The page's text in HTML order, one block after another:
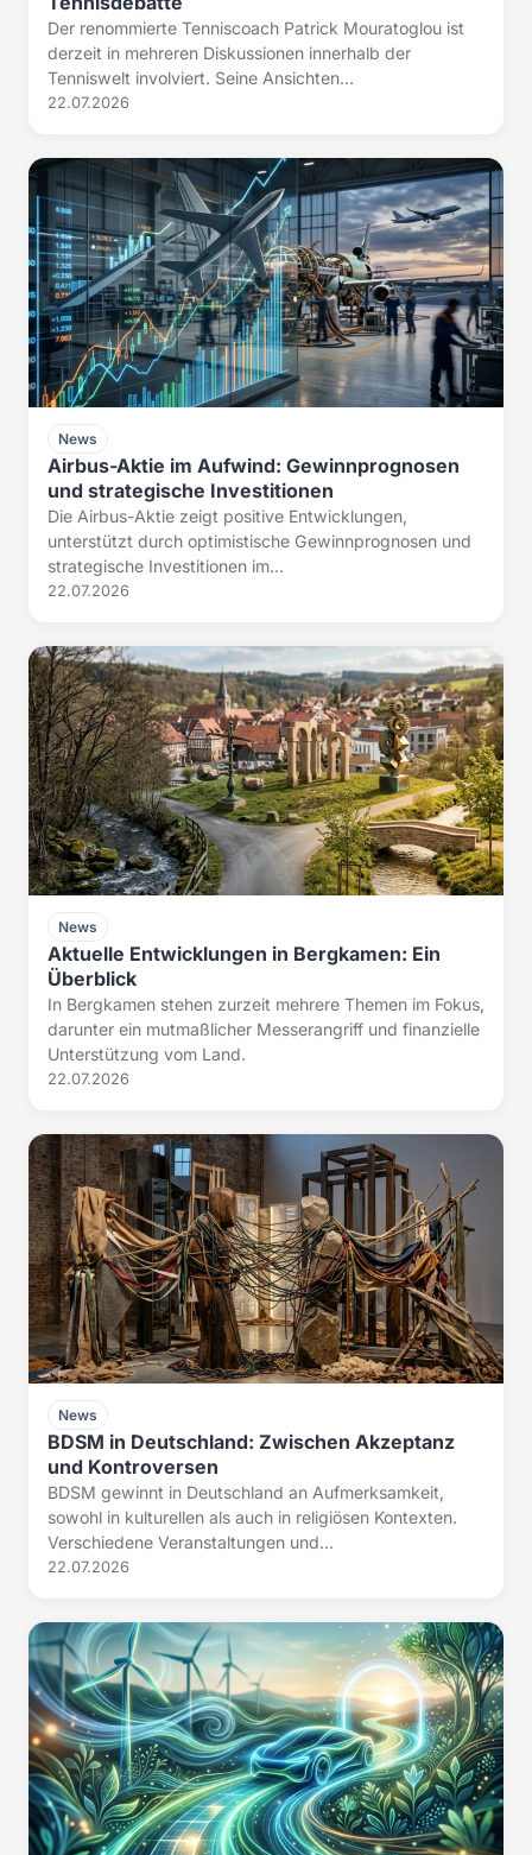
Der renommierte Tenniscoach Patrick Mouratoglou ist
derzeit in mehreren Diskussionen innerhalb der
Tenniswelt involviert. Seine Ansichten...
22.07.2026
News
Airbus-Aktie im Aufwind: Gewinnprognosen
und strategische Investitionen
Die Airbus-Aktie zeigt positive Entwicklungen,
unterstützt durch optimistische Gewinnprognosen und
strategische Investitionen im...
22.07.2026
News
Aktuelle Entwicklungen in Bergkamen: Ein
Überblick
In Bergkamen stehen zurzeit mehrere Themen im Fokus,
darunter ein mutmaßlicher Messerangriff und finanzielle
Unterstützung vom Land.
22.07.2026
News
BDSM in Deutschland: Zwischen Akzeptanz
und Kontroversen
BDSM gewinnt in Deutschland an Aufmerksamkeit,
sowohl in kulturellen als auch in religiösen Kontexten.
Verschiedene Veranstaltungen und...
22.07.2026